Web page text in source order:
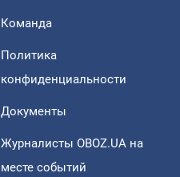
Команда
Политика
конфиденциальности
Документы
Журналисты OBOZ.UA на
месте событий